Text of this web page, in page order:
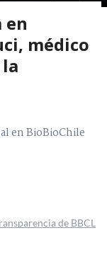
en
médico
en BioBioChile
de BBCL